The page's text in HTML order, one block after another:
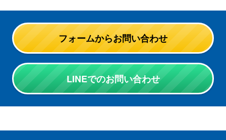
フォームからお問い合わせ
LINEでのお問い合わせ